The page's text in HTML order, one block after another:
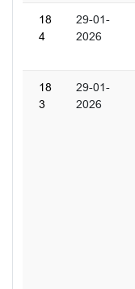
18
4
29-01-
2026
18
3
29-01-
2026